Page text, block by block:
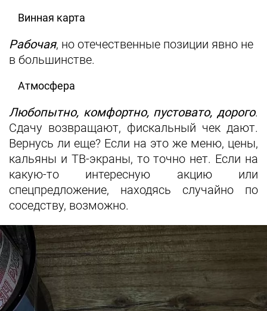
Винная карта
Рабочая, но отечественные позиции явно не
в большинстве.
Атмосфера
Любопытно, комфортно, пустовато, дорого.
Сдачу возвращают, фискальный чек дают.
Вернусь ли еще? Если на это же меню, цены,
кальяны и ТВ‑экраны, то точно нет. Если на
какую‑то интересную акцию или
спецпредложение, находясь случайно по
соседству, возможно.